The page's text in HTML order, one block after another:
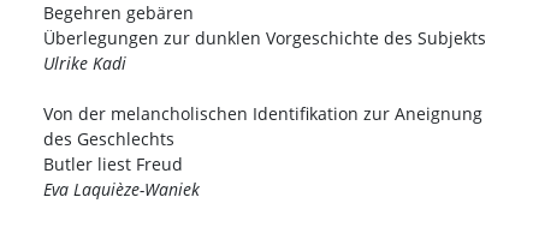
Begehren gebären
Überlegungen zur dunklen Vorgeschichte des Subjekts
Ulrike Kadi
Von der melancholischen Identifikation zur Aneignung
des Geschlechts
Butler liest Freud
Eva Laquièze-Waniek